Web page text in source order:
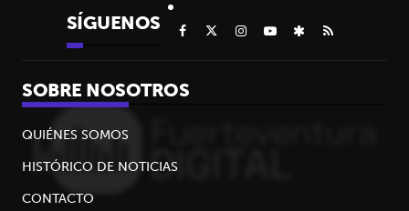
SÍGUENOS
SOBRE NOSOTROS
QUIÉNES SOMOS
HISTÓRICO DE NOTICIAS
CONTACTO